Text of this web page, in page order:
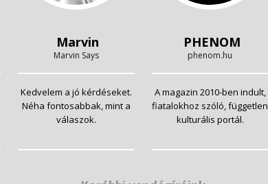
Marvin
Marvin Says
Kedvelem a jó kérdéseket.
Néha fontosabbak, mint a
válaszok.
PHENOM
phenom.hu
A magazin 2010-ben indult,
fiatalokhoz szóló, független
kulturális portál.